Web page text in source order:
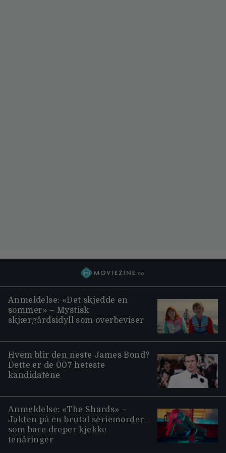
Anmeldelse: «Det skjedde en
sommer» – Mystisk
skjærgårdsidyll som overbeviser
Hvem blir den neste James Bond?
Dette er de 007 heteste
kandidatene
Anmeldelse: «The Shards» –
Jakten på en brutal seriemorder –
som bare dreper kjekke
tenåringer